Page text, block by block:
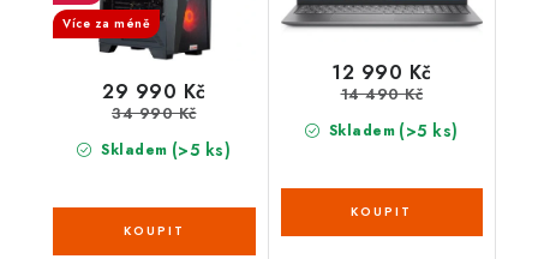
Více za méně
Skladem (>5 ks)
29 990 Kč
34 990 Kč
Skladem (>5 ks)
12 990 Kč
14 490 Kč